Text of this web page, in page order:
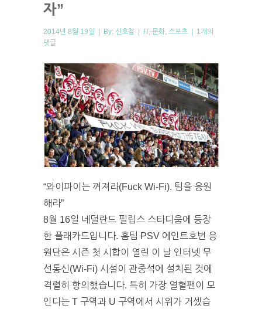
자”
2014년 8월 19일 | By: 신호철 | IT, 문화 스포츠 | 1개의
댓글
“와이파이는 꺼져라(Fuck Wi-Fi). 팀을 응원
해라”
8월 16일 네덜란드 필립스 스타디움에 등장
한 플래카드입니다. 홈팀 PSV 에인트호번 응
원단은 시즌 첫 시합이 열린 이 날 인터넷 무
선통신(Wi-Fi) 시설이 관중석에 설치된 것에
격렬히 항의했습니다. 특히 가장 열혈팬이 모
인다는 T 구역과 U 구역에서 시위가 거셌습